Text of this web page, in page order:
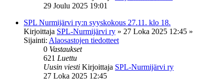
29 Joulu 2025 19:01
SPL Nurmijärvi ry:n syyskokous 27.11. klo 18.
Kirjoittaja SPL-Nurmijärvi ry » 27 Loka 2025 12:45 »
Sijainti: Alaosastojen tiedotteet
0 Vastaukset
621 Luettu
Uusin viesti Kirjoittaja SPL-Nurmijärvi ry
27 Loka 2025 12:45